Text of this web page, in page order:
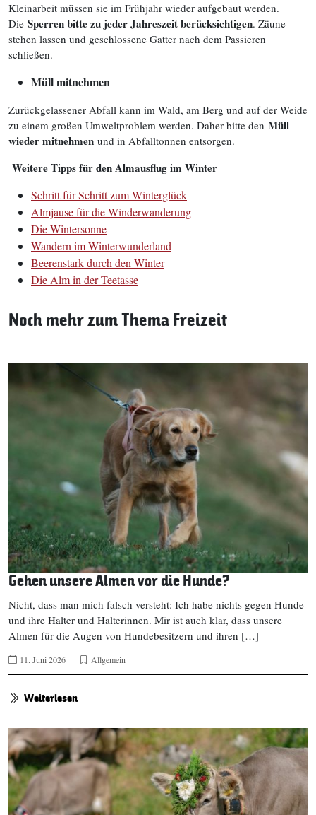
Kleinarbeit müssen sie im Frühjahr wieder aufgebaut werden.
Die Sperren bitte zu jeder Jahreszeit berücksichtigen. Zäune
stehen lassen und geschlossene Gatter nach dem Passieren
schließen.
Müll mitnehmen
Zurückgelassener Abfall kann im Wald, am Berg und auf der Weide
zu einem großen Umweltproblem werden. Daher bitte den Müll
wieder mitnehmen und in Abfalltonnen entsorgen.
Weitere Tipps für den Almausflug im Winter
Schritt für Schritt zum Winterglück
Almjause für die Winderwanderung
Die Wintersonne
Wandern im Winterwunderland
Beerenstark durch den Winter
Die Alm in der Teetasse
Noch mehr zum Thema Freizeit
Gehen unsere Almen vor die Hunde?
Nicht, dass man mich falsch versteht: Ich habe nichts gegen Hunde
und ihre Halter und Halterinnen. Mir ist auch klar, dass unsere
Almen für die Augen von Hundebesitzern und ihren […]
11. Juni 2026 Allgemein
Weiterlesen